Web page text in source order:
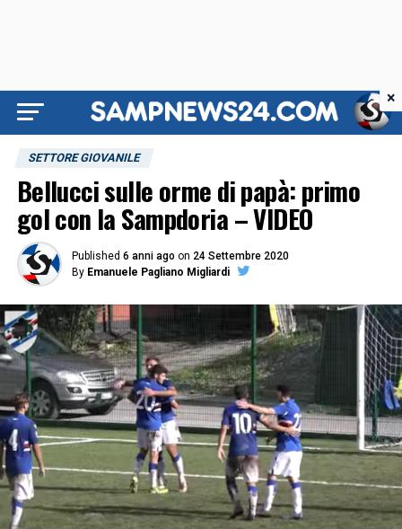
SETTORE GIOVANILE
Bellucci sulle orme di papà: primo
gol con la Sampdoria – VIDEO
Published 6 anni ago on 24 Settembre 2020
By Emanuele Pagliano Migliardi
×